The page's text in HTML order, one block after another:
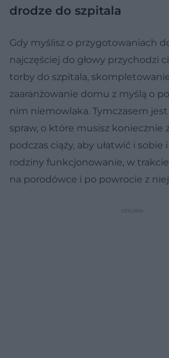
drodze do szpitala
Gdy myślisz o przygotowaniach
najczęściej do głowy przychodzi
torby do szpitala,
zaaranżowanie domu z myślą o
nim niemowlaka. Tymczasem
spraw, o które musisz koniecznie
podczas ciąży, aby ułatwić i sobie
rodziny funkcjonowanie, w
na porodówce i po powrocie z